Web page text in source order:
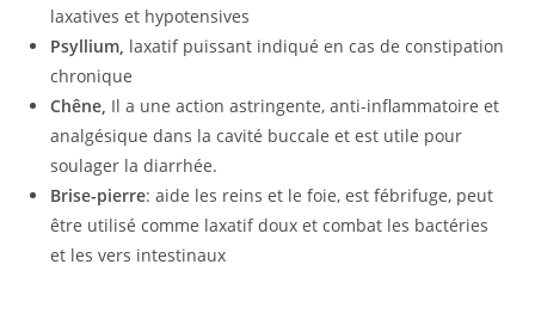
laxatives et hypotensives
Psyllium, laxatif puissant indiqué en cas de constipation
chronique
Chêne, Il a une action astringente, anti-inflammatoire et
analgésique dans la cavité buccale et est utile pour
soulager la diarrhée.
Brise-pierre: aide les reins et le foie, est fébrifuge, peut
être utilisé comme laxatif doux et combat les bactéries
et les vers intestinaux